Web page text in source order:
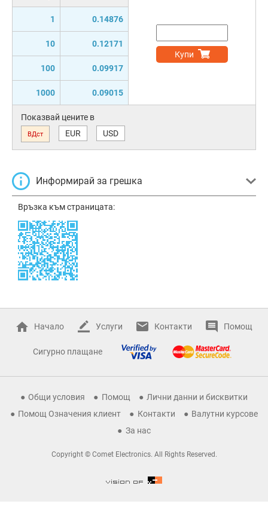
1 0.14876
10 0.12171
100 0.09917
1000 0.09015
Купи
Показвай цените в
ВДст EUR USD
Информирай за грешка
Връзка към страницата:
Начало Услуги Контакти Помощ
Сигурно плащане
Общи условия Помощ
Лични данни и бисквитки
Помощ Означения клиент
Контакти
Валутни курсове
За нас
Copyright © Comet Electronics. All Rights Reserved.